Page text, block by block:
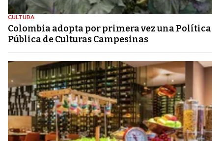
CULTURA
Colombia adopta por primera vez una Política
Pública de Culturas Campesinas